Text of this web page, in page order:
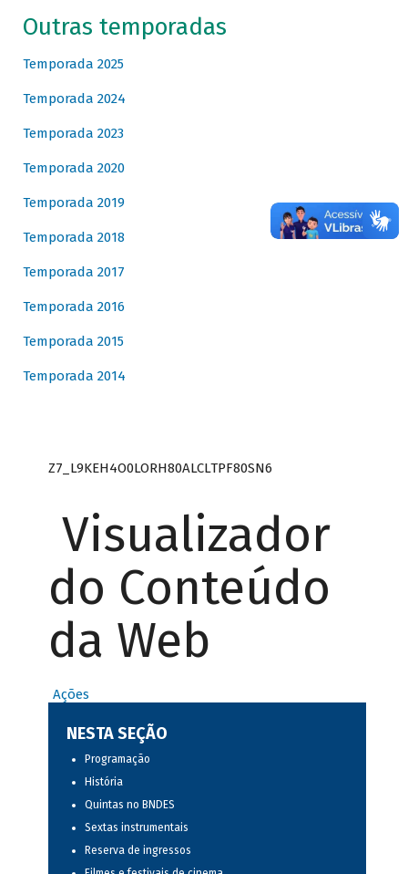
Outras temporadas
Temporada 2025
Temporada 2024
Temporada 2023
Temporada 2020
Temporada 2019
Temporada 2018
Temporada 2017
Temporada 2016
Temporada 2015
Temporada 2014
Z7_L9KEH4O0LORH80ALCLTPF80SN6
Visualizador
do Conteúdo
da Web
Ações
NESTA SEÇÃO
Programação
História
Quintas no BNDES
Sextas instrumentais
Reserva de ingressos